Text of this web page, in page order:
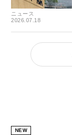
ニュース
2026.07.18
NEW